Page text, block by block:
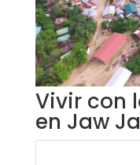
Vivir con
en Jaw